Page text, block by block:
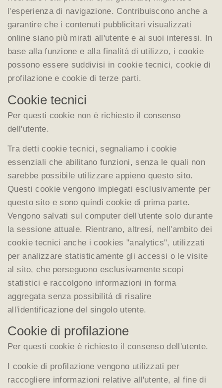
l'esperienza di navigazione. Contribuiscono anche a
garantire che i contenuti pubblicitari visualizzati
online siano più mirati all'utente e ai suoi interessi. In
base alla funzione e alla finalitá di utilizzo, i cookie
possono essere suddivisi in cookie tecnici, cookie di
profilazione e cookie di terze parti.
Cookie tecnici
Per questi cookie non è richiesto il consenso
dell'utente.
Tra detti cookie tecnici, segnaliamo i cookie
essenziali che abilitano funzioni, senza le quali non
sarebbe possibile utilizzare appieno questo sito.
Questi cookie vengono impiegati esclusivamente per
questo sito e sono quindi cookie di prima parte.
Vengono salvati sul computer dell'utente solo durante
la sessione attuale. Rientrano, altresí, nell'ambito dei
cookie tecnici anche i cookies "analytics", utilizzati
per analizzare statisticamente gli accessi o le visite
al sito, che perseguono esclusivamente scopi
statistici e raccolgono informazioni in forma
aggregata senza possibilitá di risalire
all'identificazione del singolo utente.
Cookie di profilazione
Per questi cookie è richiesto il consenso dell'utente.
I cookie di profilazione vengono utilizzati per
raccogliere informazioni relative all'utente, al fine di